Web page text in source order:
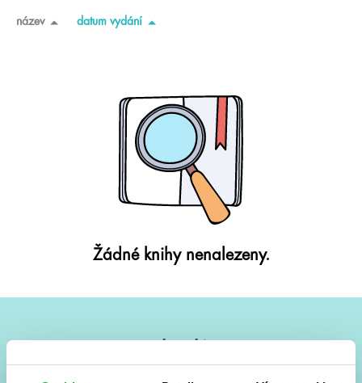
název datum vydání
Žádné knihy nenalezeny.